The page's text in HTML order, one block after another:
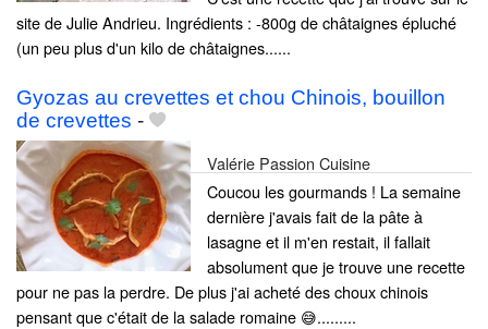
site de Julie Andrieu. Ingrédients : -800g de châtaignes épluché
(un peu plus d'un kilo de châtaignes......
Gyozas au crevettes et chou Chinois, bouillon
de crevettes -
Valérie Passion Cuisine
Coucou les gourmands ! La semaine
dernière j'avais fait de la pâte à
lasagne et il m'en restait, il fallait
absolument que je trouve une recette
pour ne pas la perdre. De plus j'ai acheté des choux chinois
pensant que c'était de la salade romaine 😅.........